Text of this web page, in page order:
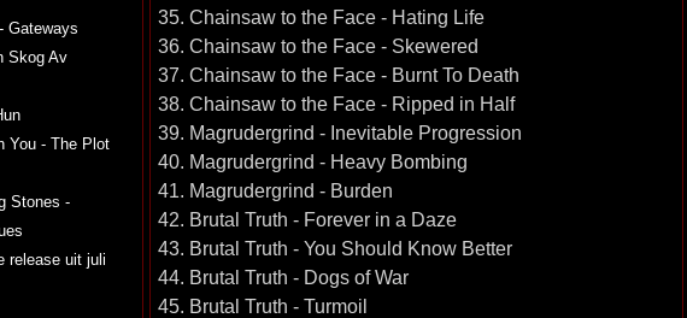
Gateways
Skog Av
You - The Plot
Stones -
release uit juli
35. Chainsaw to the Face - Hating Life
36. Chainsaw to the Face - Skewered
37. Chainsaw to the Face - Burnt To Death
38. Chainsaw to the Face - Ripped in Half
39. Magrudergrind - Inevitable Progression
40. Magrudergrind - Heavy Bombing
41. Magrudergrind - Burden
42. Brutal Truth - Forever in a Daze
43. Brutal Truth - You Should Know Better
44. Brutal Truth - Dogs of War
45. Brutal Truth - Turmoil